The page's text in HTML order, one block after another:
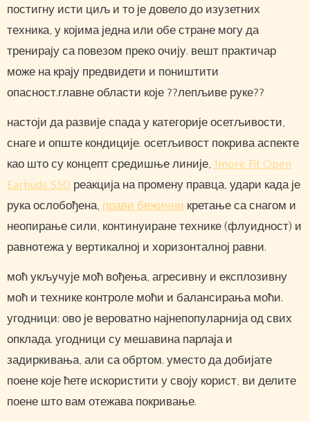
постигну исти циљ и то је довело до изузетних
техника, у којима једна или обе стране могу да
тренирају са повезом преко очију. вешт практичар
може на крају предвидети и поништити
опасност.главне области које ??лепљиве руке??
настоји да развије спада у категорије осетљивости,
снаге и опште кондиције. осетљивост покрива аспекте
као што су концепт средишње линије, 1more Fit Open
Earbuds S50 реакција на промену правца, удари када је
рука ослобођена, прави бежични кретање са снагом и
неопирање сили, континуиране технике (флуидност) и
равнотежа у вертикалној и хоризонталној равни.
моћ укључује моћ вођења, агресивну и експлозивну
моћ и технике контроле моћи и балансирања моћи.
угодници: ово је вероватно најнепопуларнија од свих
опклада. угодници су мешавина парлаја и
задиркивања, али са обртом. уместо да добијате
поене које ћете искористити у своју корист, ви делите
поене што вам отежава покривање.